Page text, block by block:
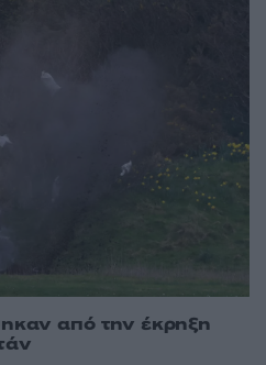
από την έκρηξη